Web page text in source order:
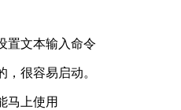
置文本输入命令
，很容易启动。
马上使用